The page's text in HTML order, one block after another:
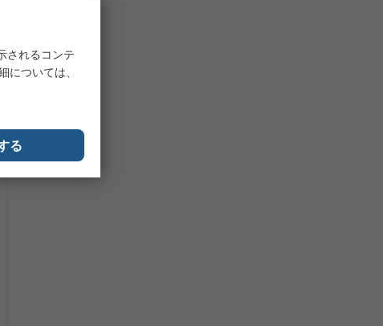
されるコンテ
ついては、
る